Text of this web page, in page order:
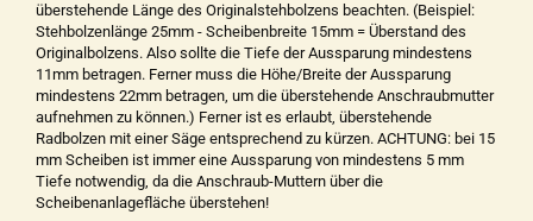
überstehende Länge des Originalstehbolzens beachten. (Beispiel:
Stehbolzenlänge 25mm - Scheibenbreite 15mm = Überstand des
Originalbolzens. Also sollte die Tiefe der Aussparung mindestens
11mm betragen. Ferner muss die Höhe/Breite der Aussparung
mindestens 22mm betragen, um die überstehende Anschraubmutter
aufnehmen zu können.) Ferner ist es erlaubt, überstehende
Radbolzen mit einer Säge entsprechend zu kürzen. ACHTUNG: bei 15
mm Scheiben ist immer eine Aussparung von mindestens 5 mm
Tiefe notwendig, da die Anschraub-Muttern über die
Scheibenanlagefläche überstehen!